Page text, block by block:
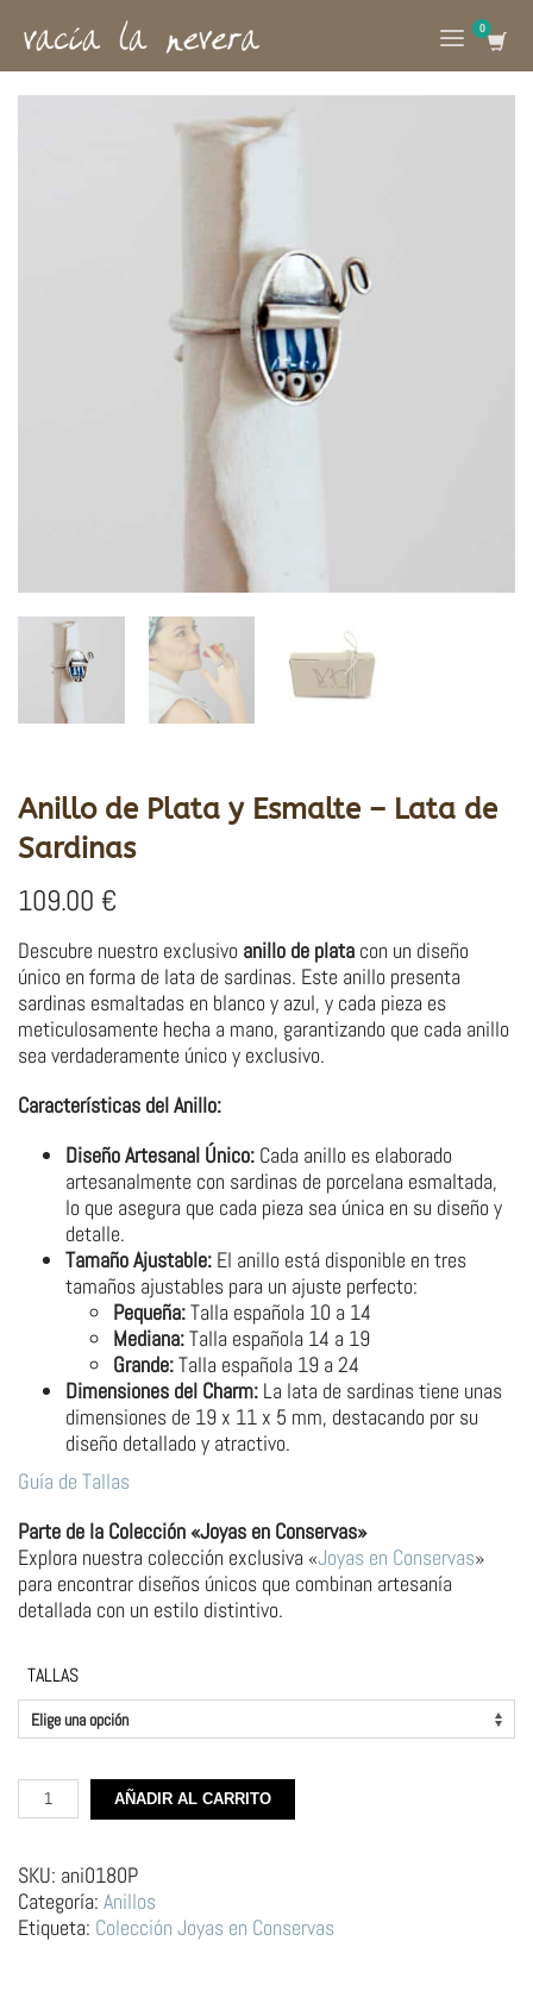
Anillo de Plata y Esmalte – Lata de
Sardinas
109.00 €
Descubre nuestro exclusivo anillo de plata con un diseño
único en forma de lata de sardinas. Este anillo presenta
sardinas esmaltadas en blanco y azul, y cada pieza es
meticulosamente hecha a mano, garantizando que cada anillo
sea verdaderamente único y exclusivo.
Características del Anillo:
Diseño Artesanal Único: Cada anillo es elaborado
artesanalmente con sardinas de porcelana esmaltada,
lo que asegura que cada pieza sea única en su diseño y
detalle.
Tamaño Ajustable: El anillo está disponible en tres
tamaños ajustables para un ajuste perfecto:
Pequeña:Talla española 10 a 14
Mediana:Talla española 14 a 19
Grande:Talla española 19 a 24
Dimensiones del Charm: La lata de sardinas tiene unas
dimensiones de 19 x 11 x 5 mm, destacando por su
diseño detallado y atractivo.
Guía de Tallas
Parte de la Colección «Joyas en Conservas»
Explora nuestra colección exclusiva «Joyas en Conservas»
para encontrar diseños únicos que combinan artesanía
detallada con un estilo distintivo.
TALLAS
Anillo
de
y
Esmalte
–
Lata
AÑADIR AL CARRITO
SKU: ani0180P
Categoría: Anillos
Etiqueta: Colección Joyas en Conservas